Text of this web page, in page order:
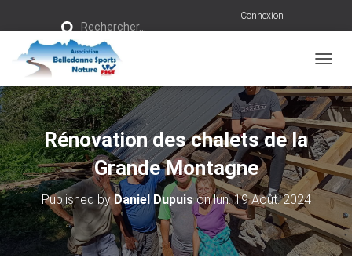
h
e
r
:
Rechercher…
Connexion
Rénovation des chalets de la
Grande Montagne
Published byDaniel Dupuisonlun. 19 Août. 2024